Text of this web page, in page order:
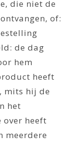
die niet de
of:
de dag
hem
heeft
mits hij de
het
heeft
meerdere